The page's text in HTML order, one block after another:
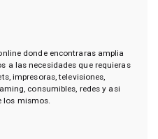
donde encontraras amplia
a las necesidades que requieras
impresoras, televisiones,
consumibles, redes y asi
los mismos.